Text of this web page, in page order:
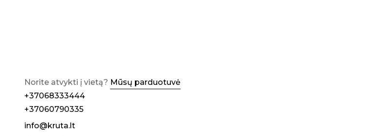
Norite atvykti į vietą? Mūsų parduotuvė
+37068333444
+37060790335
info@kruta.lt